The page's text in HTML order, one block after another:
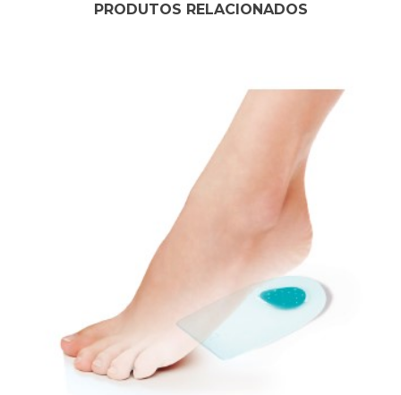
PRODUTOS RELACIONADOS